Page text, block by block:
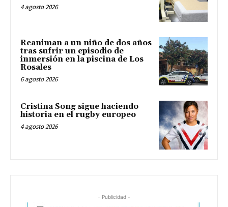
4 agosto 2026
Reaniman a un niño de dos años
tras sufrir un episodio de
inmersión en la piscina de Los
Rosales
6 agosto 2026
Cristina Song sigue haciendo
historia en el rugby europeo
4 agosto 2026
- Publicidad -